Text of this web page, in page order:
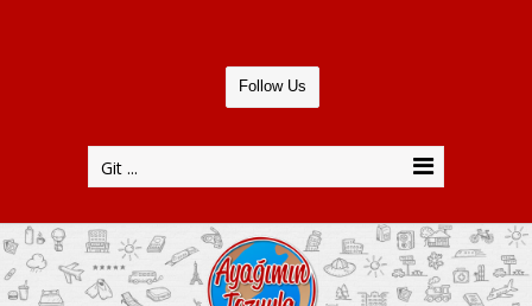
Follow Us
Git ...